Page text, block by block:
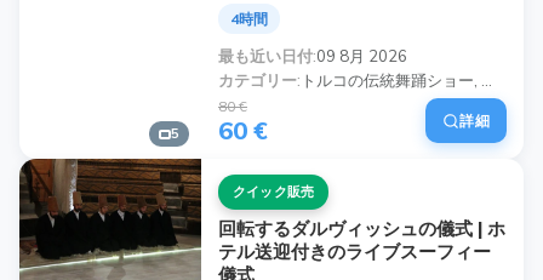
5
4時間
最も近い日付 09 8月 2026
カテゴリー
80 €
60 € 詳細
クイック販売
回転するダルヴィッシュの儀式 | ホ
テル送迎付きのライブスーフィー
儀式